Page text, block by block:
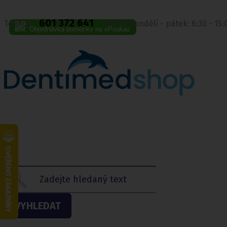
Telefon: 601 372 641 Volejte pondělí - pátek: 6:30 -
Objednávka pomůcky na ePoukaz
VYHLEDAT